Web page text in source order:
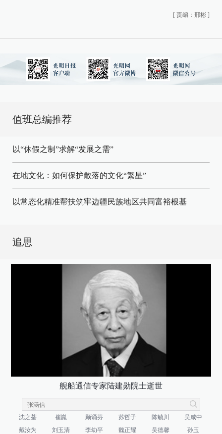
[ 责编：邢彬 ]
值班总编推荐
以“休假之制”求解“发展之需”
在地文化：如何保护散落的文化“繁星”
以常态化精准帮扶筑牢边疆民族地区共同富裕根基
追思
舰船通信专家陆建勋院士逝世
沈之荃 崔崑 顾诵芬 苏哲子 陈毓川
吴咸中
戴汝为
刘玉清 李幼平 魏正耀 吴德馨 孙玉